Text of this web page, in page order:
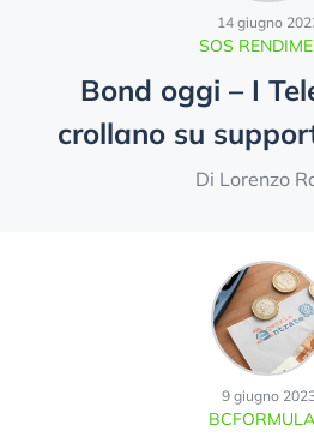
SOS
14 giugno
Bond oggi – I
crollano su
Di Lorenzo
9 giugno